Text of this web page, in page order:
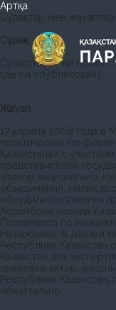
Артқа
Сұрақтар мен жауаптар
Сұрақ
Существует ли проект
где он опубликован?
Жауап
17 апреля 2008 года в
практическая
Казахстана» с
представителей
членов национально-
объединений, малых
обсудили положения
Ассамблее народа
Парламента по
Назарбаева. В данный
Республики Казахстан
Казахстан для
правовых актов,
Республики
обязательно.